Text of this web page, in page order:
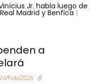
Jr. habla luego de
Madrid y Benfica |
a
Feb/2026